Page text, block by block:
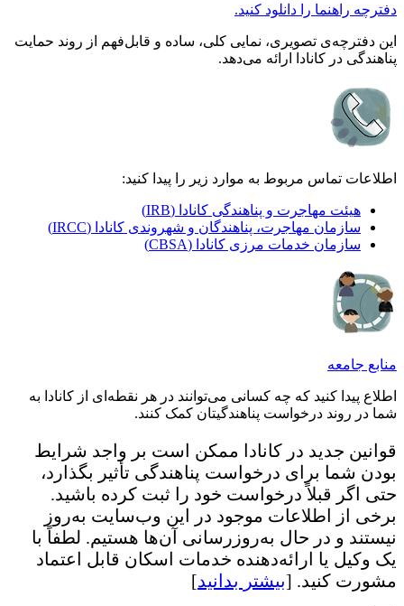
دفترچه راهنما را دانلود کنید.
این دفترچه‌ی تصویری، نمایی کلی، ساده و قابل‌فهم از روند حمایت
پناهندگی در کانادا ارائه می‌دهد.
اطلاعات تماس مربوط به موارد زیر را پیدا کنید:
هیئت مهاجرت و پناهندگی کانادا (IRB)
سازمان مهاجرت، پناهندگان و شهروندی کانادا (IRCC)
سازمان خدمات مرزی کانادا (CBSA)
منابع جامعه
اطلاع پیدا کنید که چه کسانی می‌توانند در هر نقطه‌ای از کانادا به
شما در روند درخواست پناهندگیتان کمک کنند.
قوانین جدید در کانادا ممکن است بر واجد شرایط
بودن شما برای درخواست پناهندگی تأثیر بگذارد،
حتی اگر قبلاً درخواست خود را ثبت کرده باشید.
برخی از اطلاعات موجود در این وب‌سایت به‌روز
نیستند و در حال به‌روزرسانی آن‌ها هستیم. لطفاً با
یک وکیل یا ارائه‌دهنده خدمات اسکان قابل اعتماد
مشورت کنید. [بیشتر بدانید]